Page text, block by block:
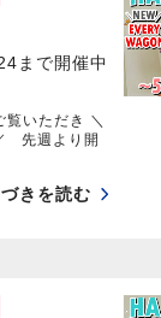
まで開催中
覧いただき ＼
先週より開
きを読む